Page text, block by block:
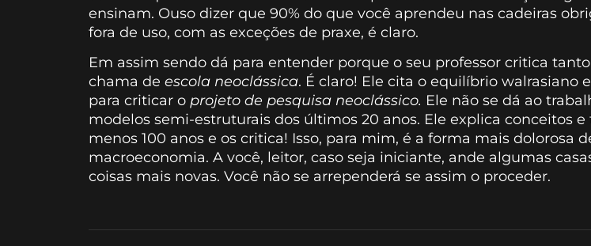
ensinam. Ouso dizer que 90% do que você aprendeu nas cadeiras
fora de uso, com as exceções de praxe, é claro.
Em assim sendo dá para entender porque o seu professor critica
chama de escola neoclássica. É claro! Ele cita o equilíbrio walrasiano
para criticar o projeto de pesquisa neoclássico. Ele não se dá ao
modelos semi-estruturais dos últimos 20 anos. Ele explica conceitos e
menos 100 anos e os critica! Isso, para mim, é a forma mais dolorosa
macroeconomia. A você, leitor, caso seja iniciante, ande algumas
coisas mais novas. Você não se arrependerá se assim o proceder.